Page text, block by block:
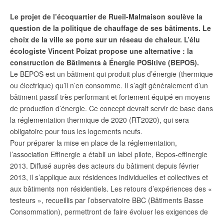
Le projet de l’écoquartier de Rueil-Malmaison soulève la
question de la politique de chauffage de ses bâtiments. Le
choix de la ville se porte sur un réseau de chaleur. L’élu
écologiste Vincent Poizat propose une alternative : la
construction de Bâtiments à Énergie POSitive (BEPOS).
Le BEPOS est un bâtiment qui produit plus d’énergie (thermique
ou électrique) qu’il n’en consomme. Il s’agit généralement d’un
bâtiment passif très performant et fortement équipé en moyens
de production d’énergie. Ce concept devrait servir de base dans
la réglementation thermique de 2020 (RT2020), qui sera
obligatoire pour tous les logements neufs.
Pour préparer la mise en place de la réglementation,
l’association Effinergie a établi un label pilote, Bepos-effinergie
2013. Diffusé auprès des acteurs du bâtiment depuis février
2013, il s’applique aux résidences individuelles et collectives et
aux bâtiments non résidentiels. Les retours d’expériences des «
testeurs », recueillis par l’observatoire BBC (Bâtiments Basse
Consommation), permettront de faire évoluer les exigences de